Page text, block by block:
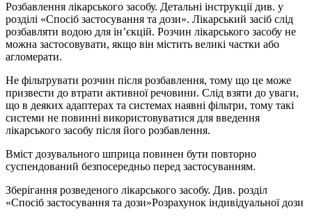
Розбавлення лікарського засобу. Детальні інструкції див. у
розділі «Спосіб застосування та дози». Лікарський засіб слід
розбавляти водою для ін’єкцій. Розчин лікарського засобу не
можна застосовувати, якщо він містить великі частки або
агломерати.
Не фільтрувати розчин після розбавлення, тому що це може
призвести до втрати активної речовини. Слід взяти до уваги,
що в деяких адаптерах та системах наявні фільтри, тому такі
системи не повинні використовуватися для введення
лікарського засобу після його розбавлення.
Вміст дозувального шприца повинен бути повторно
суспендований безпосередньо перед застосуванням.
Зберігання розведеного лікарського засобу. Див. розділ
«Спосіб застосування та дози»Розрахунок індивідуальної дози